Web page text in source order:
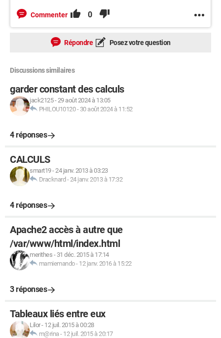
Commenter 0
Répondre Posez votre question
Discussions similaires
garder constant des calculs
jack2125-29 août 2024 à 13:05
PHILOU10120- 30 août 2024 à 11:52
4 réponses
CALCULS
smart19-24 janv. 2013 à 03:23
Dracknard -24 janv. 2013 à 17:32
4 réponses
Apache2 accès à autre que
/var/www/html/index.html
merithes - 31 déc. 2015 à 17:14
mamiemando- 12 janv. 2016 à 15:22
3 réponses
Tableaux liés entre eux
Lilor- 12 juil. 2015 à 00:28
m@rina - 12 juil. 2015 à 20:17